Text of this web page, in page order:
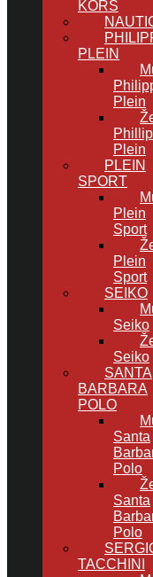
KORS
PLEIN
Plein
Phillip
Plein
PLEIN
SPORT
Plein
Sport
Plein
Sport
SEIKO
Seiko
Seiko
SANTA
BARBARA
POLO
Santa
Polo
Santa
Polo
TACCHINI